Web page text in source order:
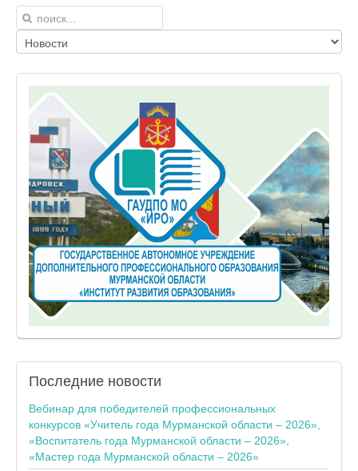
Последние новости
Вебинар для победителей профессиональных
конкурсов «Учитель года Мурманской области – 2026»,
«Воспитатель года Мурманской области – 2026»,
«Мастер года Мурманской области – 2026»